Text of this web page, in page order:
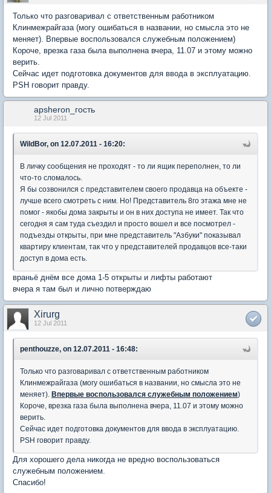
Только что разговаривал с ответственным работником
Клинмежрайгаза (могу ошибаться в названии, но смысла это не
меняет). Впервые воспользовался служебным положением)
Короче, врезка газа была выполнена вчера, 11.07 и этому можно
верить.
Сейчас идет подготовка документов для ввода в эксплуатацию.
PSH говорит правду.
apsheron_гость
12 Jul 2011
WildBor, on 12.07.2011 - 16:20:
В личку сообщения не проходят - то ли ящик переполнен, то ли
что-то сломалось.
Я бы созвонился с представителем своего продавца на объекте -
лучше всего смотреть с ним. Но! Представитель 8го этажа мне не
помог - якобы дома закрыты и он в них доступа не имеет. Так что
сегодня я сам туда съездил и просто вошел и все посмотрел -
подъезды открыты, при мне представитель "Азбуки" показывал
квартиру клиентам, так что у представителей продавцов все-таки
доступ в дома есть.
враньё днём все дома 1-5 открыты и лифты работают
вчера я там был и лично потверждаю
Xirurg
12 Jul 2011
penthouzze, on 12.07.2011 - 16:48:
Только что разговаривал с ответственным работником
Клинмежрайгаза (могу ошибаться в названии, но смысла это не
меняет). Впервые воспользовался служебным положением)
Короче, врезка газа была выполнена вчера, 11.07 и этому можно
верить.
Сейчас идет подготовка документов для ввода в эксплуатацию.
PSH говорит правду.
Для хорошего дела никогда не вредно воспользоваться
служебным положением.
Спасибо!